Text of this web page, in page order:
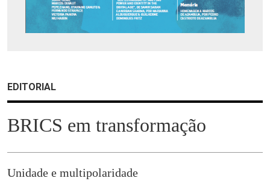
EDITORIAL
BRICS em transformação
Unidade e multipolaridade